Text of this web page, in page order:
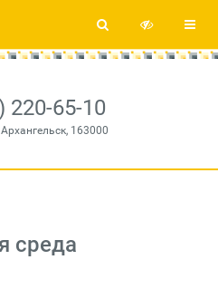
220-65-10
163000
среда